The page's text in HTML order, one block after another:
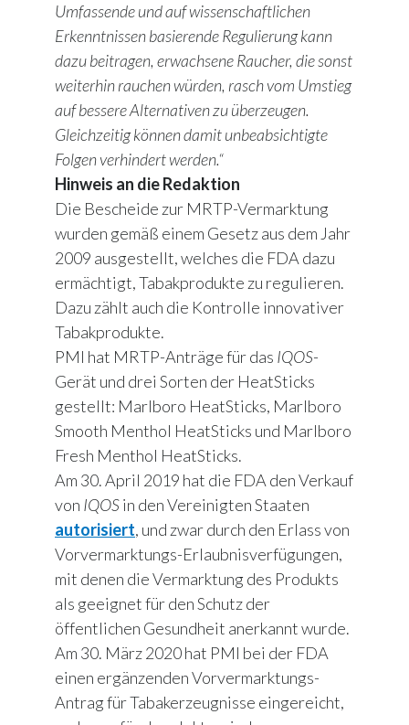
Umfassende und auf wissenschaftlichen
Erkenntnissen basierende Regulierung kann
dazu beitragen, erwachsene Raucher, die sonst
weiterhin rauchen würden, rasch vom Umstieg
auf bessere Alternativen zu überzeugen.
Gleichzeitig können damit unbeabsichtigte
Folgen verhindert werden.“
Hinweis an die Redaktion
Die Bescheide zur MRTP-Vermarktung
wurden gemäß einem Gesetz aus dem Jahr
2009 ausgestellt, welches die FDA dazu
ermächtigt, Tabakprodukte zu regulieren.
Dazu zählt auch die Kontrolle innovativer
Tabakprodukte.
PMI hat MRTP-Anträge für das IQOS-
Gerät und drei Sorten der HeatSticks
gestellt: Marlboro HeatSticks, Marlboro
Smooth Menthol HeatSticks und Marlboro
Fresh Menthol HeatSticks.
Am 30. April 2019 hat die FDA den Verkauf
von IQOSin den Vereinigten Staaten
autorisiert, und zwar durch den Erlass von
Vorvermarktungs-Erlaubnisverfügungen,
mit denen die Vermarktung des Produkts
als geeignet für den Schutz der
öffentlichen Gesundheit anerkannt wurde.
Am 30. März 2020 hat PMI bei der FDA
einen ergänzenden Vorvermarktungs-
Antrag für Tabakerzeugnisse eingereicht,